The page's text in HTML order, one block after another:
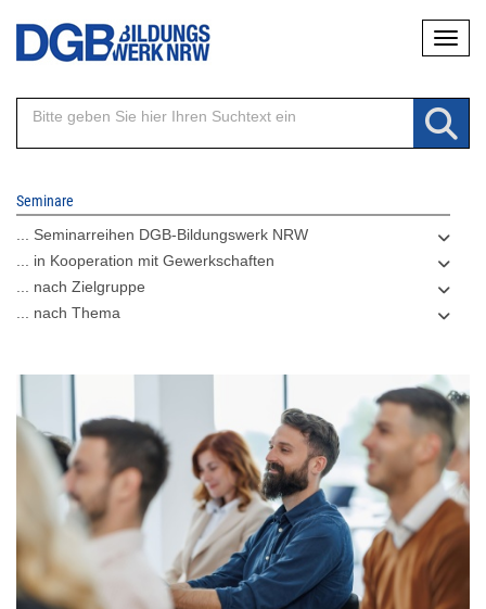
Direkt
Inhalt
Seminare
... Seminarreihen DGB-Bildungswerk NRW
... in Kooperation mit Gewerkschaften
... nach Zielgruppe
... nach Thema